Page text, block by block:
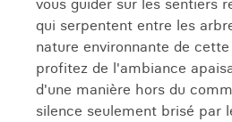
vous guider sur les sentiers
qui serpentent entre les
nature environnante de
profitez de l'ambiance
d'une manière hors du
silence seulement brisé par